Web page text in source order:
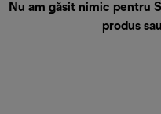
Nu am găsit nimic pentru
produs sau